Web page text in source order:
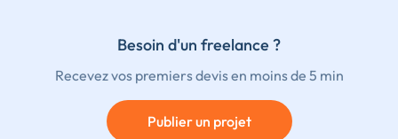
Besoin d'un freelance ?
Recevez vos premiers devis en moins de 5 min
Publier un projet